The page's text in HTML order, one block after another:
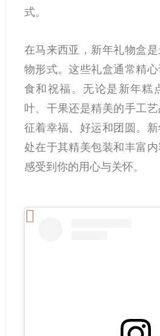
式。
在马来西亚，新年礼物盒
物形式。这些礼盒通常精
食和祝福。无论是新年糕
叶、干果还是精美的手工
征着幸福、好运和团圆。
处在于其精美包装和丰富
感受到你的用心与关怀。